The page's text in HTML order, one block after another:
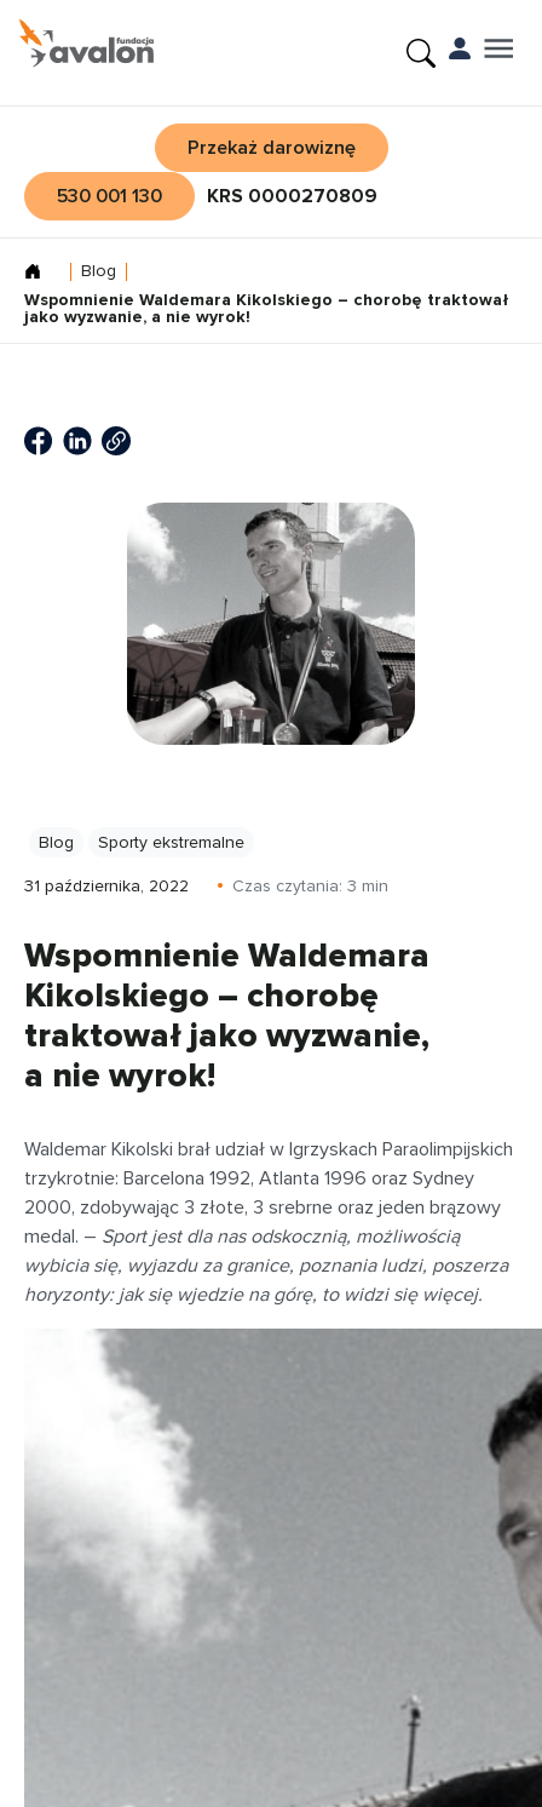
Przekaż darowiznę
530 001 130
KRS 0000270809
Blog
Wspomnienie Waldemara Kikolskiego – chorobę traktował
jako wyzwanie, a nie wyrok!
Blog Sporty ekstremalne
31 października, 2022 Czas czytania: 3 min
Wspomnienie Waldemara
Kikolskiego – chorobę
traktował jako wyzwanie,
a nie wyrok!
Waldemar Kikolski brał udział w Igrzyskach Paraolimpijskich
trzykrotnie: Barcelona 1992, Atlanta 1996 oraz Sydney
2000, zdobywając 3 złote, 3 srebrne oraz jeden brązowy
medal. – Sport jest dla nas odskocznią, możliwością
wybicia się, wyjazdu za granice, poznania ludzi, poszerza
horyzonty: jak się wjedzie na górę, to widzi się więcej.